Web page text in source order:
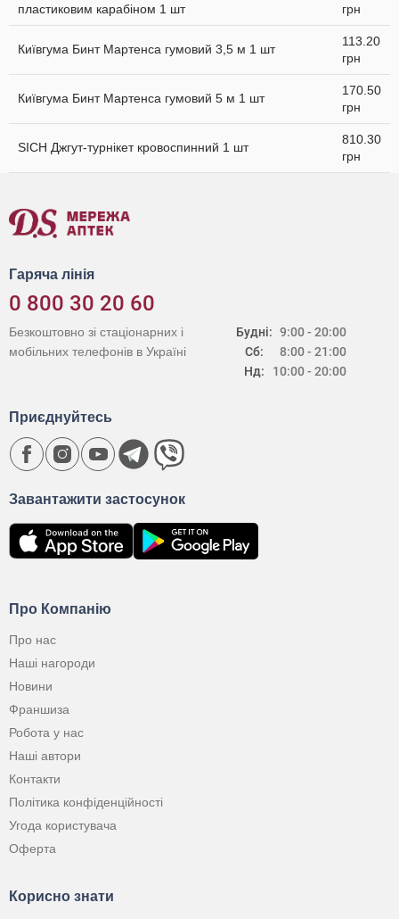
пластиковим карабіном 1 шт
грн
Київгума Бинт Мартенса гумовий 3,5 м 1 шт
113.20
грн
Київгума Бинт Мартенса гумовий 5 м 1 шт
170.50
грн
SICH Джгут-турнікет кровоспинний 1 шт
810.30
грн
Гаряча лінія
0 800 30 20 60
Будні:
Сб:
Нд:
9:00 - 20:00
8:00 - 21:00
10:00 - 20:00
Безкоштовно зі стаціонарних і
мобільних телефонів в Україні
Про Компанію
Про нас
Наші нагороди
Новини
Франшиза
Робота у нас
Наші автори
Контакти
Політика конфіденційності
Угода користувача
Оферта
Корисно знати
Завантажити застосунок
Приєднуйтесь